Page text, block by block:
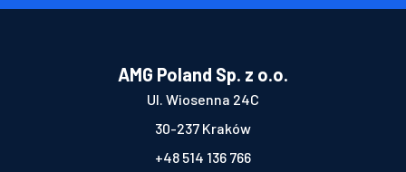
AMG Poland Sp. z o.o.
Ul. Wiosenna 24C
30-237 Kraków
+48 514 136 766